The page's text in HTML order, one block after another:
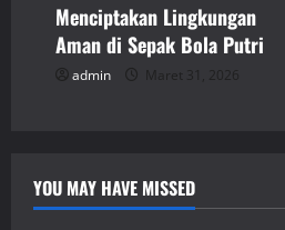
Menciptakan Lingkungan
Aman di Sepak Bola Putri
admin Maret 31, 2026
YOU MAY HAVE MISSED